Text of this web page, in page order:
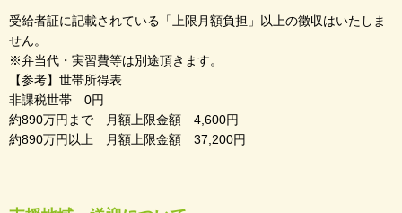
受給者証に記載されている「上限月額負担」以上の徴収はいたしま
せん。
※弁当代・実習費等は別途頂きます。
【参考】世帯所得表
非課税世帯 0円
約890万円まで 月額上限金額 4,600円
約890万円以上 月額上限金額 37,200円